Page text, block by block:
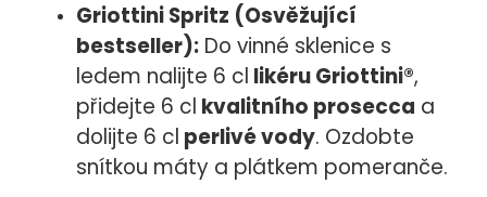
Griottini Spritz (Osvěžující
bestseller): Do vinné sklenice s
ledem nalijte 6 cl likéru Griottini®,
přidejte 6 cl kvalitního prosecca a
dolijte 6 cl perlivé vody. Ozdobte
snítkou máty a plátkem pomeranče.